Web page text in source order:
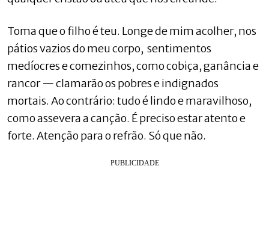
Toma que o filho é teu. Longe de mim acolher, nos
pátios vazios do meu corpo, sentimentos
medíocres e comezinhos, como cobiça, ganância e
rancor — clamarão os pobres e indignados
mortais. Ao contrário: tudo é lindo e maravilhoso,
como assevera a canção. É preciso estar atento e
forte. Atenção para o refrão. Só que não.